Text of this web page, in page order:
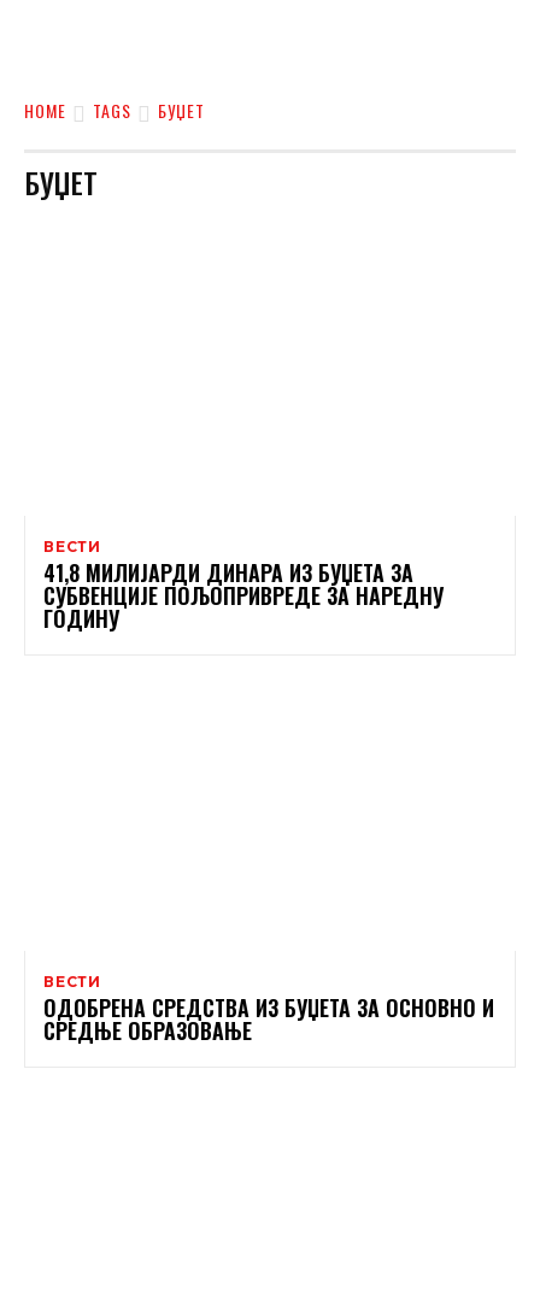
HOME TAGS БУЏЕТ
БУЏЕТ
ВЕСТИ
41,8 МИЛИЈАРДИ ДИНАРА ИЗ БУЏЕТА ЗА
СУБВЕНЦИЈЕ ПОЉОПРИВРЕДЕ ЗА НАРЕДНУ
ГОДИНУ
ВЕСТИ
ОДОБРЕНА СРЕДСТВА ИЗ БУЏЕТА ЗА ОСНОВНО И
СРЕДЊЕ ОБРАЗОВАЊЕ